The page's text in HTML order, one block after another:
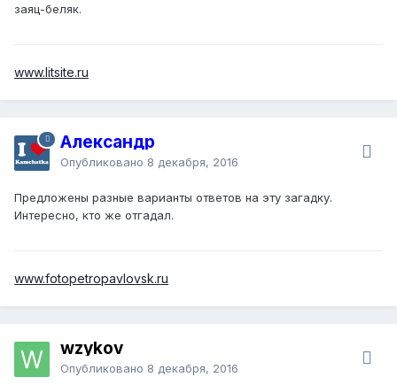
заяц-беляк.
www.litsite.ru
Александр
Опубликовано 8 декабря, 2016
Предложены разные варианты ответов на эту загадку.
Интересно, кто же отгадал.
www.fotopetropavlovsk.ru
wzykov
Опубликовано 8 декабря, 2016